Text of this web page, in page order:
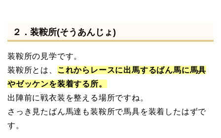
２．装鞍所(そうあんじょ)
装鞍所の見学です。
装鞍所とは、 これからレースに出馬するばん馬に馬具
やゼッケンを装着する所。
出陣前に戦衣装を整える場所ですね。
さっき見たばん馬達も装鞍所で馬具を装着したはずで
す。